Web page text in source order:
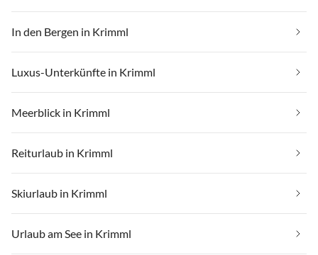
In den Bergen in Krimml
Luxus-Unterkünfte in Krimml
Meerblick in Krimml
Reiturlaub in Krimml
Skiurlaub in Krimml
Urlaub am See in Krimml